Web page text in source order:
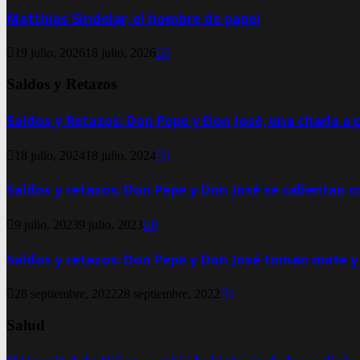
Matthias Sindelar, el hombre de papel
19 julio, 2026 18 julio, 2026 0
Saldos y Retazos
Saldos y Retazos: Don Pepe y Don José, una charla
18 julio, 2024 18 julio, 2024 0
Saldos y retazos: Don Pepe y Don José se calientan
9 julio, 20239 julio, 2023 0
Saldos y retazos: Don Pepe y Don José toman mate
28 septiembre, 202228 septiembre, 2022 0
Salud